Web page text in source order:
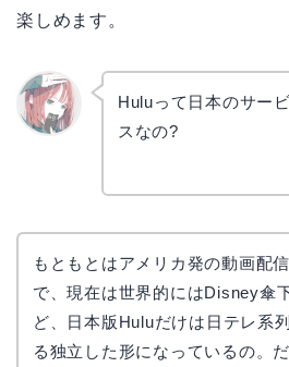
楽しめます。
Huluって日本のサー
スなの?
もともとはアメリカ発の動画配
で、現在は世界的にはDisney傘
ど、日本版Huluだけは日テレ系
る独立した形になっているの。